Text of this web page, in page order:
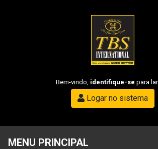
Bem-vindo, identifique-se para
Logar no sistema
MENU PRINCIPAL